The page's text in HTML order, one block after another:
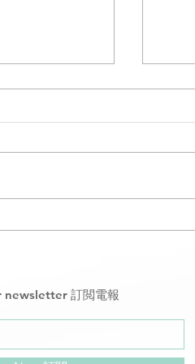
newsletter 訂閲電報